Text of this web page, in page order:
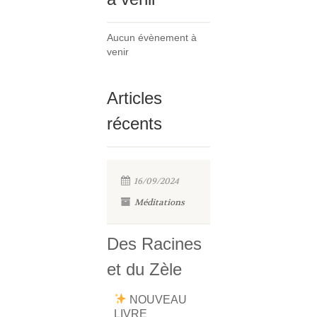
Aucun évènement à
venir
Articles
récents
16/09/2024
Méditations
Des Racines
et du Zèle
NOUVEAU
LIVRE